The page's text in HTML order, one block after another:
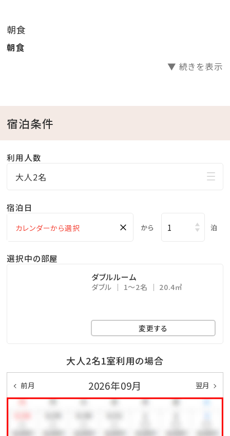
≪ROOM-客室-≫
全室ハーバービュー、全11タイプの客室をご用意。
アートが引き立つシンプルで洗練された空間でお寛ぎく
・全室禁煙（2Fの喫煙所をご利用ください）
・レストラン(ANTEROOM MEALS)
・ラウンジ
【沖縄県宿泊税について】
ありがとうございます。
2027年2月1日（月）のご宿泊分より、「沖縄県宿泊税」が
現地にてお支払いをお願いする場合がございます。
あらかじめご了承くださいますようお願い申し上げま
朝食
朝食
▼ 続きを表示
宿泊条件
利用人数
大人2名
宿泊日
× から 泊
選択中の部屋
ダブルルーム
ダブル 1～2名 20.4㎡
変更する
大人2名1室利用の場合
前月 2026年09月 翌月